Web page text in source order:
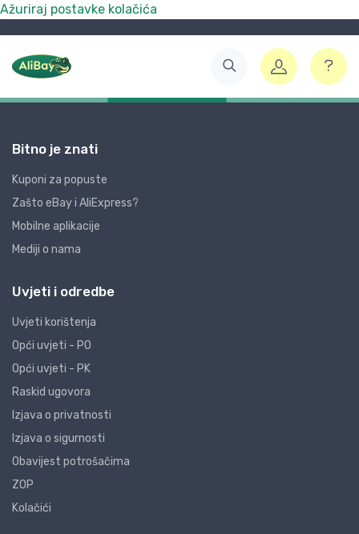
Ažuriraj postavke kolačića
Bitno je znati
Kuponi za popuste
Zašto eBay i AliExpress?
Mobilne aplikacije
Mediji o nama
Uvjeti i odredbe
Uvjeti korištenja
Opći uvjeti - PO
Opći uvjeti - PK
Raskid ugovora
Izjava o privatnosti
Izjava o sigurnosti
Obavijest potrošačima
ZOP
Kolačići